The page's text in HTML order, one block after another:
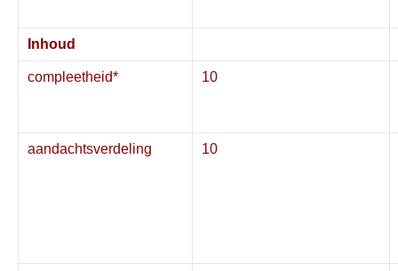
Inhoud
compleetheid* 10
aandachtsverdeling 10